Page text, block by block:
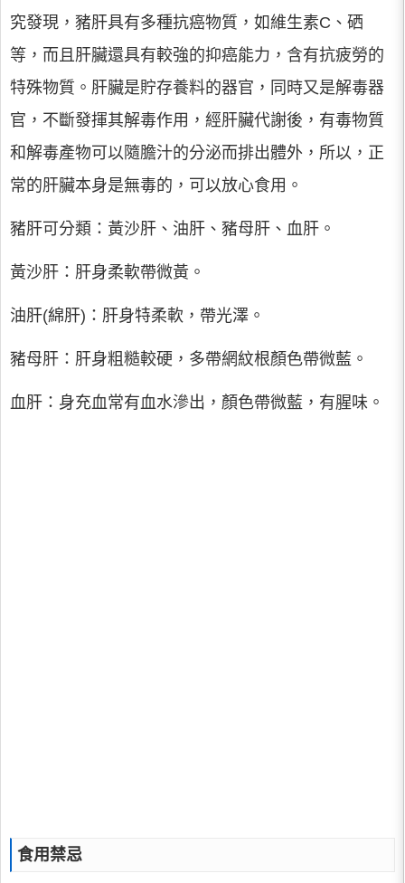
究發現，豬肝具有多種抗癌物質，如維生素C、硒
等，而且肝臟還具有較強的抑癌能力，含有抗疲勞的
特殊物質。肝臟是貯存養料的器官，同時又是解毒器
官，不斷發揮其解毒作用，經肝臟代謝後，有毒物質
和解毒產物可以隨膽汁的分泌而排出體外，所以，正
常的肝臟本身是無毒的，可以放心食用。
豬肝可分類：黃沙肝、油肝、豬母肝、血肝。
黃沙肝：肝身柔軟帶微黃。
油肝(綿肝)：肝身特柔軟，帶光澤。
豬母肝：肝身粗糙較硬，多帶網紋根顏色帶微藍。
血肝：身充血常有血水滲出，顏色帶微藍，有腥味。
食用禁忌